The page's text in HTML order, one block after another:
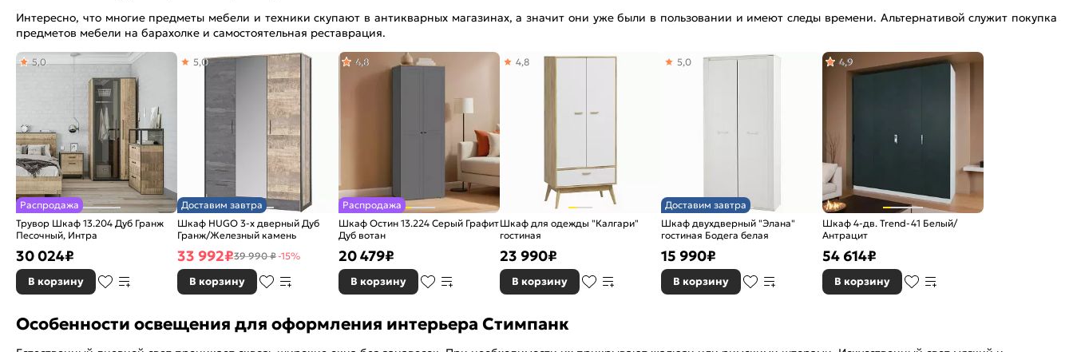
Интересно, что многие предметы мебели и техники скупают в антикварных магазинах, а значит они уже были в пользовании и имеют следы времени. Альтернативой служит покупка
предметов мебели на барахолке и самостоятельная реставрация.
Распродажа
Трувор Шкаф 13.204 Дуб Гранж
Песочный, Интра
5,0
30 024₽
В корзину
Доставим завтра
Шкаф HUGO 3-х дверный Дуб
Гранж/Железный камень
5,0
33 992₽39 990 ₽-15%
В корзину
Распродажа
Шкаф Остин 13.224 Серый Графит
Дуб вотан
4,8
20 479₽
В корзину
Шкаф для одежды "Калгари"
гостиная
4,8
23 990₽
В корзину
Доставим завтра
Шкаф двухдверный "Элана"
гостиная Бодега белая
5,0
15 990₽
В корзину
Шкаф 4-дв. Trend-41 Белый/
Антрацит
4,9
54 614₽
В корзину
Особенности освещения для оформления интерьера Стимпанк